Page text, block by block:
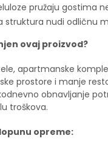
pružaju gostima
struktura nudi odličnu
ovaj proizvod?
apartmanske
prostore i manje
obnavljanje
troškova.
opreme: